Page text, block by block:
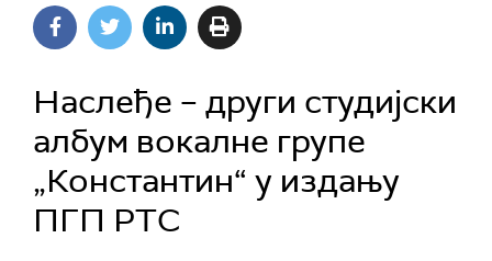
Наслеђе – други студијски
албум вокалне групе
„Константин“ у издању
ПГП РТС